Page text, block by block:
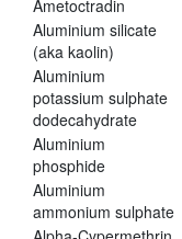
Ametoctradin
Aluminium silicate
(aka kaolin)
Aluminium
potassium sulphate
dodecahydrate
Aluminium
phosphide
Aluminium
ammonium sulphate